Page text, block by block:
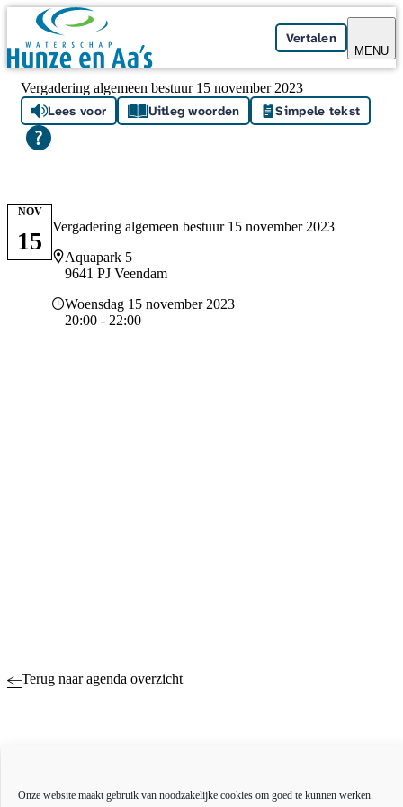
Onze website maakt gebruik van noodzakelijke cookies om goed te kunnen werken.
Skip navigation
Vertalen
MENU
Vergadering algemeen bestuur 15 november 2023
Lees voor Uitleg woorden Simpele tekst
Vergadering algemeen bestuur 15 november 2023
Locatie
Aquapark 5
9641 PJ Veendam
Datum en tijd
Woensdag 15 november 2023
20:00 - 22:00
NOV
15
Terug naar agenda overzicht
Over ons